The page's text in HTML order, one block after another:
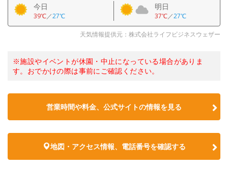
今日
39℃／27℃
明日
37℃／27℃
天気情報提供元：株式会社ライフビジネスウェザー
※施設やイベントが休園・中止になっている場合がありま
す。おでかけの際は事前にご確認ください。
営業時間や料金、公式サイトの情報を見る
地図・アクセス情報、電話番号を確認する